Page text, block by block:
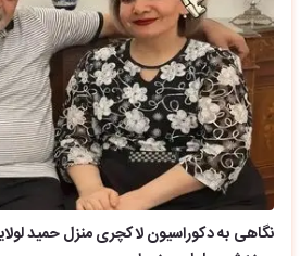
نگاهی به دکوراسیون لاکچری منزل حمید